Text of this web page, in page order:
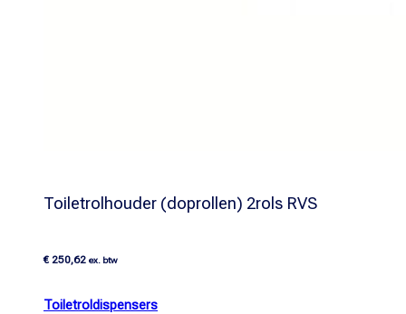
Toiletrolhouder (doprollen) 2rols RVS
€ 250,62 ex. btw
Toiletroldispensers